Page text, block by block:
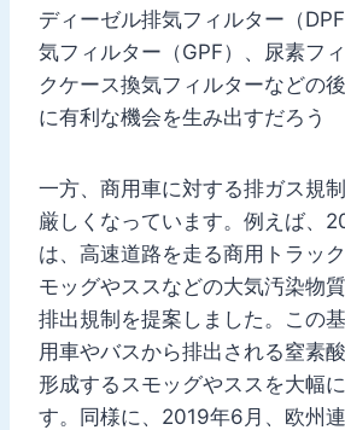
ディーゼル排気フィルター（
気フィルター（GPF）、尿素フ
クケース換気フィルターなどの
に有利な機会を生み出すだろう
一方、商用車に対する排ガス規
厳しくなっています。例えば、
は、高速道路を走る商用トラッ
モッグやススなどの大気汚染物
排出規制を提案しました。この
用車やバスから排出される窒素
形成するスモッグやススを大幅
す。同様に、2019年6月、欧州